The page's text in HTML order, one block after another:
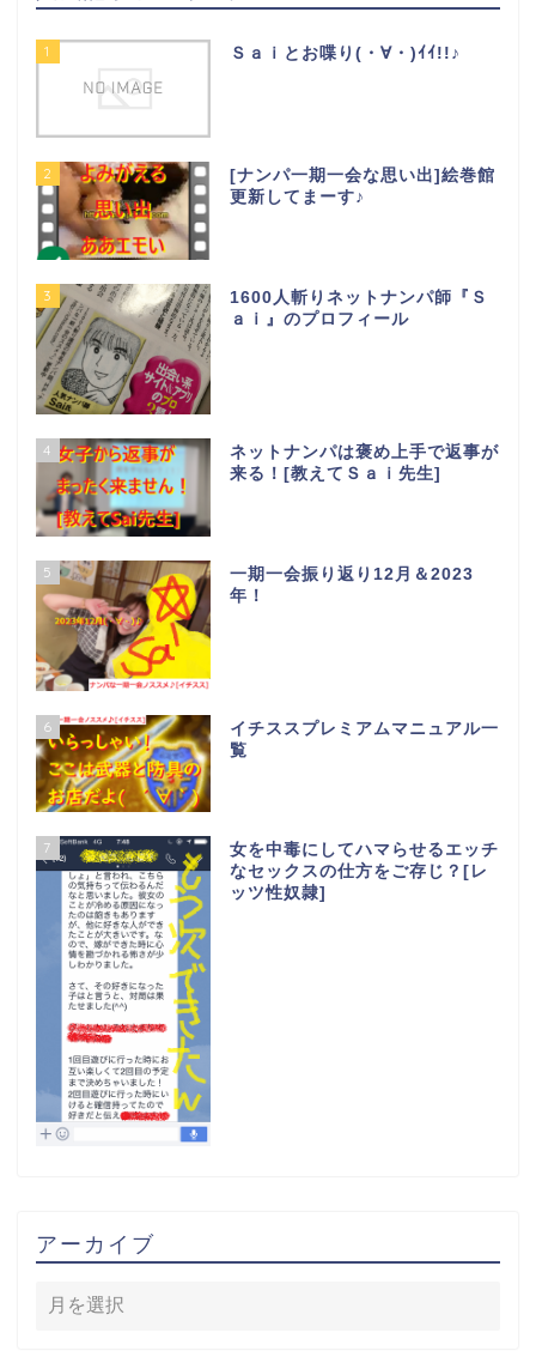
1 Ｓａｉとお喋り(・∀・)ｲｲ!!♪
2
[ナンパ一期一会な思い出]絵巻館
更新してまーす♪
3
1600人斬りネットナンパ師『Ｓ
ａｉ』のプロフィール
4
ネットナンパは褒め上手で返事が
来る！[教えてＳａｉ先生]
5
一期一会振り返り12月＆2023
年！
6
イチススプレミアムマニュアル一
覧
7
女を中毒にしてハマらせるエッチ
なセックスの仕方をご存じ？[レ
ッツ性奴隷]
アーカイブ
役立ちアイテム